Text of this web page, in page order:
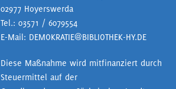
02977 Hoyerswerda
Tel.: 03571 / 6079554
E-Mail: DEMOKRATIE@BIBLIOTHEK-HY.DE
Diese Maßnahme wird mitfinanziert durch
Steuermittel auf der